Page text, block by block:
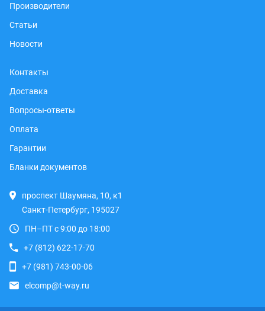
Производители
Статьи
Новости
Контакты
Доставка
Вопросы-ответы
Оплата
Гарантии
Бланки документов
проспект Шаумяна, 10, к1
Санкт-Петербург, 195027
ПН–ПТ с 9:00 до 18:00
+7 (812) 622-17-70
+7 (981) 743-00-06
elcomp@t-way.ru